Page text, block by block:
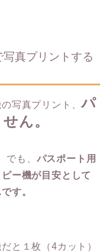
真プリントする
写真プリント、パ
ん。
でも、 パスポート用
ー機が目安として
す。
と１枚（4カット）